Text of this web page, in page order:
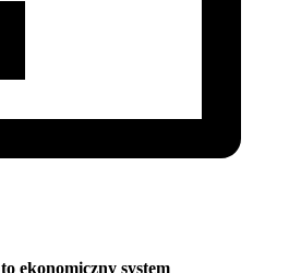
to ekonomiczny system